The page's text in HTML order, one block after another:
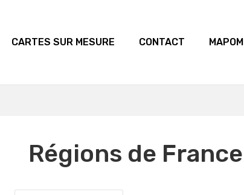
CARTES SUR MESURE CONTACT MAPOM
Régions de France